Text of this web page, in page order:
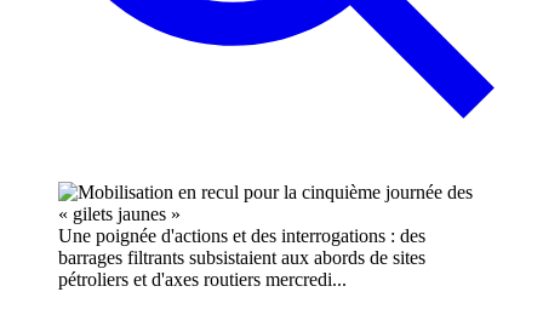
Une poignée d'actions et des interrogations : des
barrages filtrants subsistaient aux abords de sites
pétroliers et d'axes routiers mercredi...